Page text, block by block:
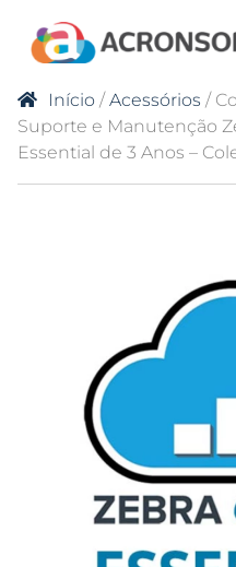
Início /Acessórios /
Suporte e Manutenção
Essential de 3 Anos –